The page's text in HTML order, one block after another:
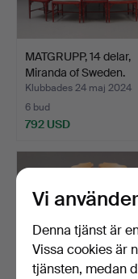
MATGRUPP, 14 delar,
Miranda of Sweden.
Klubbades 24 maj 2024
6 bud
792 USD
Vi
Denna tjänst är
Vissa cookies är
tjänsten, medan